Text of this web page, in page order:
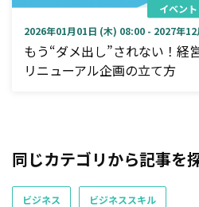
イベント
2026年01月01日 (木) 08:00 - 2027年
もう“ダメ出し”されない！経
リニューアル企画の立て方
同じカテゴリから記事を
ビジネス ビジネススキル